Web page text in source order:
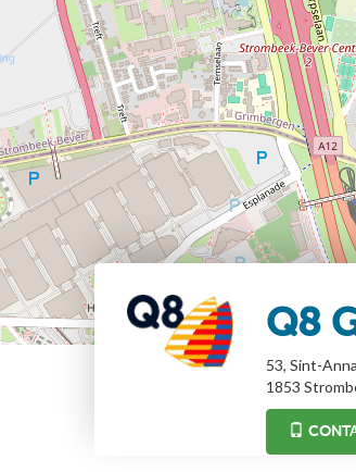
Q8
53, Sint-
1853